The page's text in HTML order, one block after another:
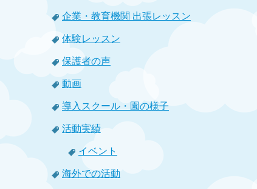
企業・教育機関 出張レッスン
体験レッスン
保護者の声
動画
導入スクール・園の様子
活動実績
イベント
海外での活動